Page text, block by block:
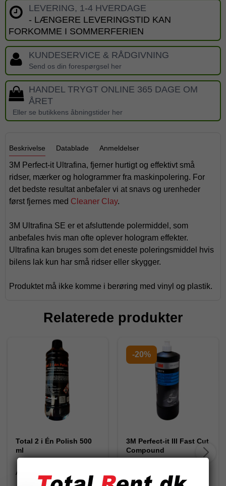
LEVERING, 1-4 HVERDAGE
- LÆNGERE LEVERINGSTID KAN
FORKOMME I SOMMERFERIEN
KUNDESERVICE & RÅDGIVNING
Send os din forespørgsel her
HANDEL TRYGT ONLINE 365 DAGE OM
ÅRET
Eller se butikkens åbningstider her
Beskrivelse Datablade Anmeldelser
3M Perfect-it Ultrafina, fjerner hurtigt og effektivt små
ridser, mærker og hologrammer fra maskinpolering. For
det bedste resultat anbefaler vi at snavs og urenheder
først fjernes med Cleaner Clay.
3M Ultrafina SE er et afsluttende polermiddel, som
anbefales hvis man ofte oplever hologram effekter.
Ultrafina kan bruges som det eneste poleringsmiddel hvis
bilens lak kun har små ridser eller skygger.
Produktet må ikke komme i berøring med vinyl og plastik.
Relaterede produkter
Total 2 i Én Polish 500
ml
AU110009-1
-20%
3M Perfect-it III Fast Cut
Compound